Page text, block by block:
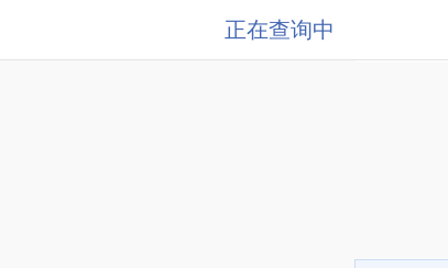
正在查询中